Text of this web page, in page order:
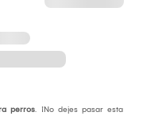
perros. ¡No dejes pasar esta